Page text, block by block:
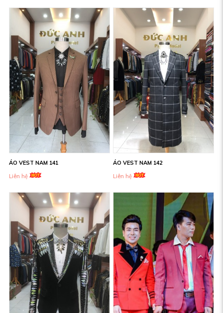
ÁO VEST NAM 141
Liên hệ
ÁO VEST NAM 142
Liên hệ